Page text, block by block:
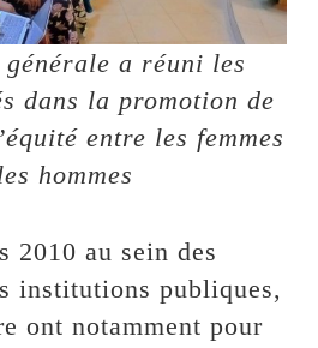
générale a réuni les
dans la promotion de
entre les femmes
hommes
2010 au sein des
institutions publiques,
ont notamment pour